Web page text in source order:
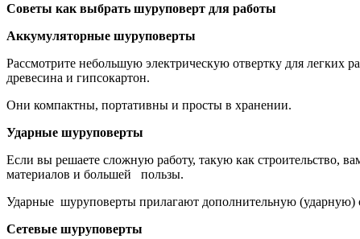
Советы как выбрать шуруповерт для работы
Аккумуляторные шуруповерты
Рассмотрите небольшую электрическую отвертку для легких
древесина и гипсокартон.
Они компактны, портативны и просты в хранении.
Ударные шуруповерты
Если вы решаете сложную работу, такую как строительство,
материалов и большей пользы.
Ударные шуруповерты прилагают дополнительную (ударную)
Сетевые шуруповерты